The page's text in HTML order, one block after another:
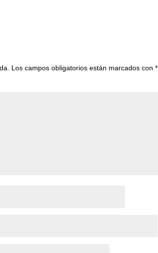
Los campos obligatorios están marcados con*